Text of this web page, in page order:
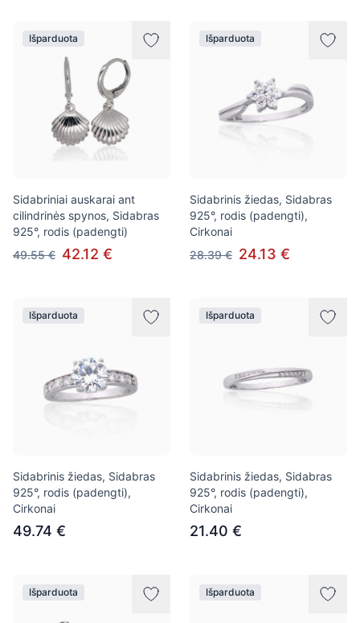
Išparduota
Sidabriniai auskarai ant
cilindrinės spynos, Sidabras
925°, rodis (padengti)
49.55 € 42.12 €
Išparduota
Sidabrinis žiedas, Sidabras
925°, rodis (padengti),
Cirkonai
28.39 € 24.13 €
Išparduota
Sidabrinis žiedas, Sidabras
925°, rodis (padengti),
Cirkonai
49.74 €
Išparduota
Sidabrinis žiedas, Sidabras
925°, rodis (padengti),
Cirkonai
21.40 €
Išparduota Išparduota